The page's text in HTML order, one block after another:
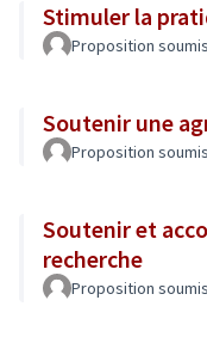
Stimuler la
Proposition
Soutenir une
Proposition
Soutenir et
recherche
Proposition